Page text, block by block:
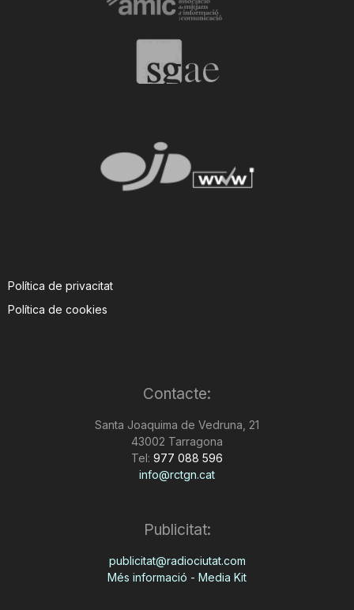
Política de privacitat
Política de cookies
Contacte:
Santa Joaquima de Vedruna, 21
43002 Tarragona
Tel: 977 088 596
info@rctgn.cat
Publicitat:
publicitat@radiociutat.com
Més informació - Media Kit